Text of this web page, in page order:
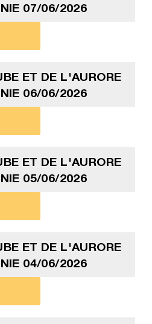
07/06/2026
ET DE L'AURORE
06/06/2026
ET DE L'AURORE
05/06/2026
ET DE L'AURORE
04/06/2026